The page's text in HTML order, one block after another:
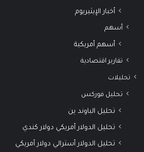
أخبار الإيثيريوم
أسهم
أسهم أمريكية
تقارير اقتصادية
تحليلات
تحليل فوركس
تحليل الباوند ين
تحليل الدولار أمريكي دولار كندي
تحليل الدولار أسترالي دولار أمريكي